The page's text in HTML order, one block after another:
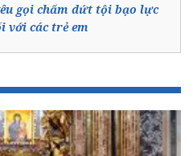
gọi chấm dứt tội bạo lực
với các trẻ em